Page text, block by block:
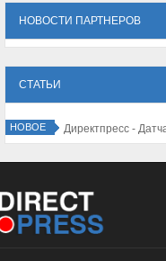
НОВОСТИ ПАРТНЕРОВ
СТАТЬИ
НОВОЕ